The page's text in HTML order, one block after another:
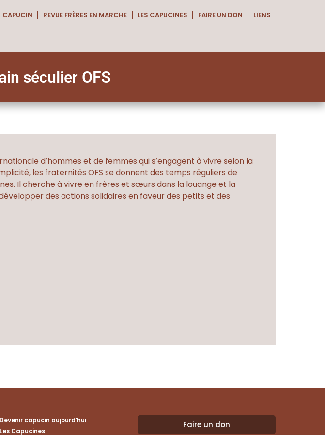
CAPUCIN REVUE FRÈRES EN MARCHE LES CAPUCINES FAIRE UN DON LIENS
séculier OFS
d’hommes et de femmes qui s’engagent à vivre selon la
les fraternités OFS se donnent des temps réguliers de
Il cherche à vivre en frères et sœurs dans la louange et la
des actions solidaires en faveur des petits et des
Devenir capucin aujourd’hui
Les Capucines
Faire un don